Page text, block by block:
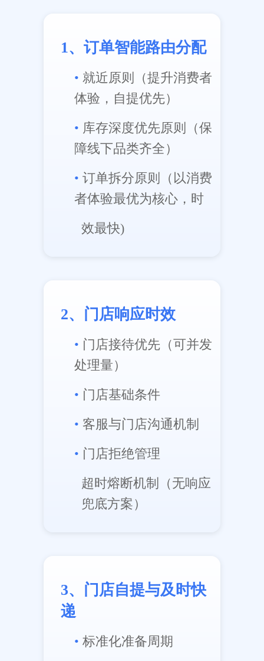
1、订单智能路由分配
• 就近原则（提升消费者
体验，自提优先）
• 库存深度优先原则（保
障线下品类齐全）
• 订单拆分原则（以消费
者体验最优为核心，时
效最快)
2、门店响应时效
• 门店接待优先（可并发
处理量）
• 门店基础条件
• 客服与门店沟通机制
• 门店拒绝管理
超时熔断机制（无响应
兜底方案）
3、门店自提与及时快
递
• 标准化准备周期